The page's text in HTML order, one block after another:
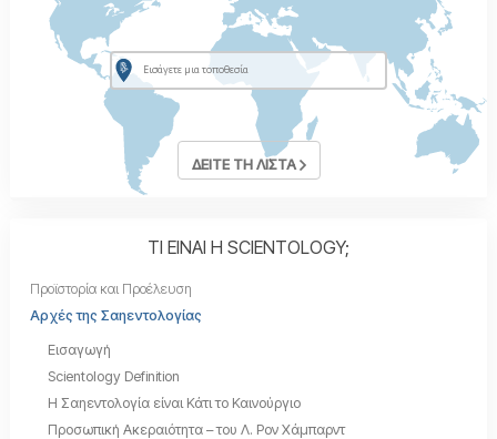
ΔΕΙΤΕ ΤΗ ΛΙΣΤΑ
ΤΙ ΕΙΝΑΙ Η SCIENTOLOGY;
Προϊστορία και Προέλευση
Αρχές της Σαηεντολογίας
Εισαγωγή
Scientology Definition
Η Σαηεντολογία είναι Κάτι το Καινούργιο
Προσωπική Ακεραιότητα – του Λ. Ρον Χάµπαρντ